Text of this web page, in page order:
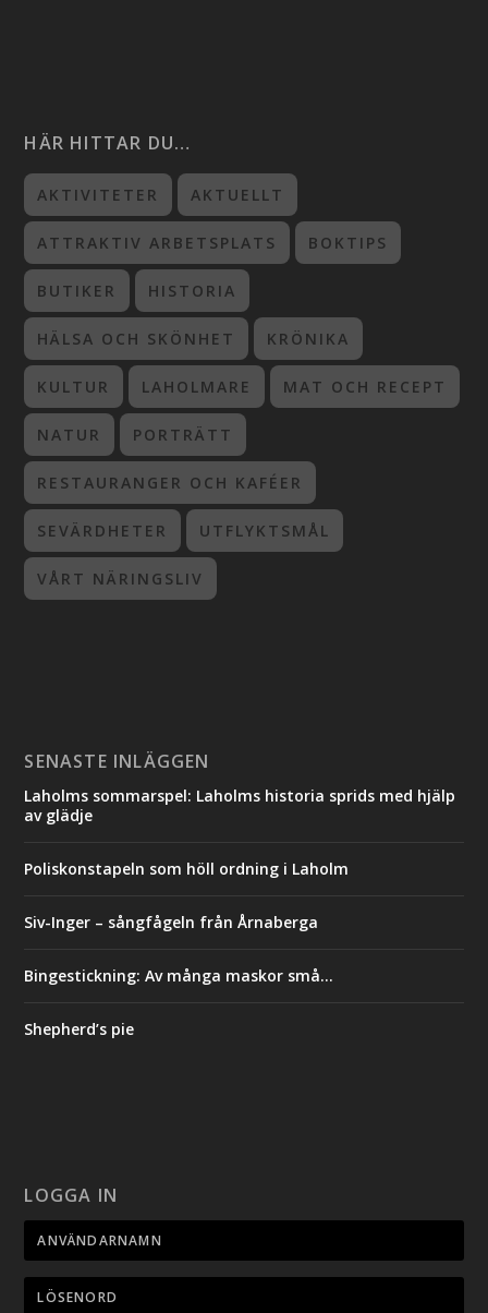
HÄR HITTAR DU…
AKTIVITETER AKTUELLT
ATTRAKTIV ARBETSPLATS BOKTIPS
BUTIKER HISTORIA
HÄLSA OCH SKÖNHET KRÖNIKA
KULTUR LAHOLMARE MAT OCH RECEPT
NATUR PORTRÄTT
RESTAURANGER OCH KAFÉER
SEVÄRDHETER UTFLYKTSMÅL
VÅRT NÄRINGSLIV
SENASTE INLÄGGEN
Laholms sommarspel: Laholms historia sprids med hjälp
av glädje
Poliskonstapeln som höll ordning i Laholm
Siv-Inger – sångfågeln från Årnaberga
Bingestickning: Av många maskor små…
Shepherd’s pie
LOGGA IN